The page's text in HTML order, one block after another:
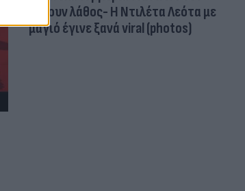
κάνουν λάθος- Η Ντιλέτα Λεότα με
μαγιό έγινε ξανά viral (photos)